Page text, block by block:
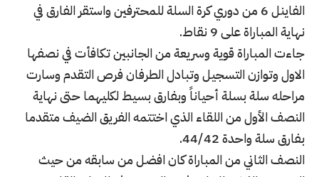
الفاينل 6 من دوري كرة السلة للمحترفين واستقر الفارق في
نهاية المباراة على 9 نقاط.
جاءت المباراة قوية وسريعة من الجانبين تكافأت في نصفها
الاول وتوازن التسجيل وتبادل الطرفان فرص التقدم وسارت
مراحله سلة بسلة أحياناً وبفارق بسيط لكليهما حتى نهاية
النصف الأول من اللقاء الذي اختتمه الفريق الضيف متقدما
بفارق سلة واحدة 44/42.
النصف الثاني من المباراة كان افضل من سابقه من حيث